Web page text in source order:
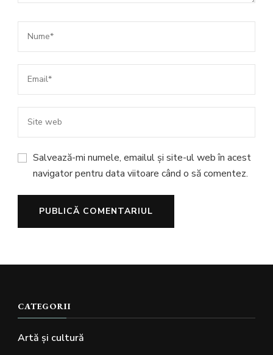
Salvează-mi numele, emailul și site-ul web în acest
navigator pentru data viitoare când o să comentez.
CATEGORII
Artă și cultură